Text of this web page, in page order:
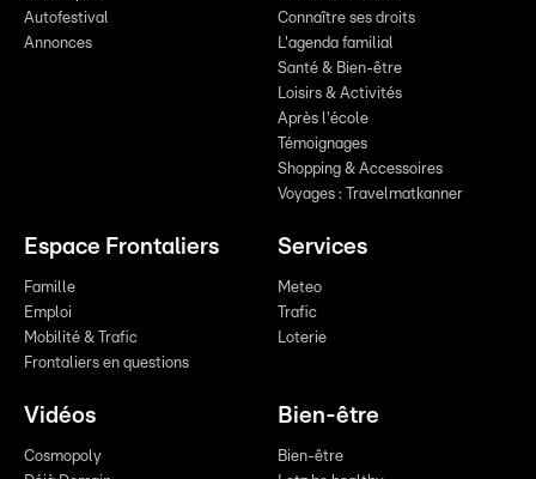
Autofestival
Annonces
Connaître ses droits
L'agenda familial
Santé & Bien-être
Loisirs & Activités
Après l'école
Témoignages
Shopping & Accessoires
Voyages : Travelmatkanner
Espace Frontaliers
Famille
Emploi
Mobilité & Trafic
Frontaliers en questions
Services
Meteo
Trafic
Loterie
Vidéos
Cosmopoly
Bien-être
Bien-être